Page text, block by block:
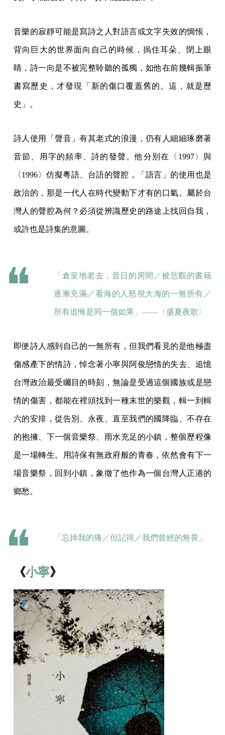
音樂的寂靜可能是寫詩之人對語言或文字失效的惆悵，
背向巨大的世界面向自己的時候，摀住耳朵、閉上眼
睛，詩一向是不被完整聆聽的孤獨，如他在前幾輯振筆
書寫歷史，才發現「新的傷口覆蓋舊的。這，就是歷
史」。
詩人使用「聲音」有其老式的浪漫，仍有人細細琢磨著
音節、用字的頻率、詩的發聲。他分別在〈1997〉與
〈1996〉仿擬粵語、台語的聲腔，「語言」的使用也是
政治的，那是一代人在時代變動下才有的口氣。屬於台
灣人的聲腔為何？必須從辨識歷史的路途上找回自我，
或許也是詩集的意圖。
「倉皇地老去，昔日的房間／被悲觀的書籍
逐漸充滿／看海的人怒視大海的一無所有／
所有追悔是同一個如果」——〈盛夏夜歌〉
即便詩人感到自己的一無所有，但我們看見的是他極盡
傷感產下的情詩，悼念著小寧與阿俊戀情的失去、追憶
台灣政治最受矚目的時刻，無論是受過這個國族或是戀
情的傷害，都能在裡頭找到一種末世的樂觀，輯一到輯
六的安排，從告別、永夜、直至我們的國降臨、不存在
的抱擁、下一個音樂祭、雨水充足的小鎮，整個歷程像
是一場轉生。用詩保有無政府般的青春，依然會有下一
場音樂祭，回到小鎮，象徵了他作為一個台灣人正港的
鄉愁。
「忘掉我的痛／但記得／我們曾經的無畏」
《小寧》